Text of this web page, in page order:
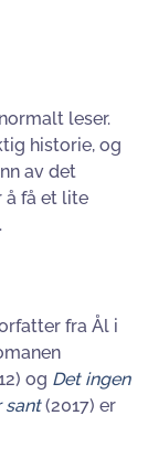
leser.
historie, og
av det
å få et lite
fra Ål i
og Det ingen
sant(2017) er